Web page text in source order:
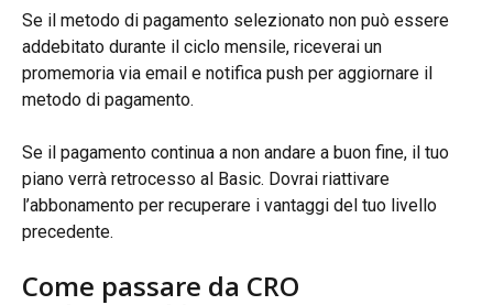
Se il metodo di pagamento selezionato non può essere
addebitato durante il ciclo mensile, riceverai un
promemoria via email e notifica push per aggiornare il
metodo di pagamento.
Se il pagamento continua a non andare a buon fine, il tuo
piano verrà retrocesso al Basic. Dovrai riattivare
l’abbonamento per recuperare i vantaggi del tuo livello
precedente.
Come passare da CRO